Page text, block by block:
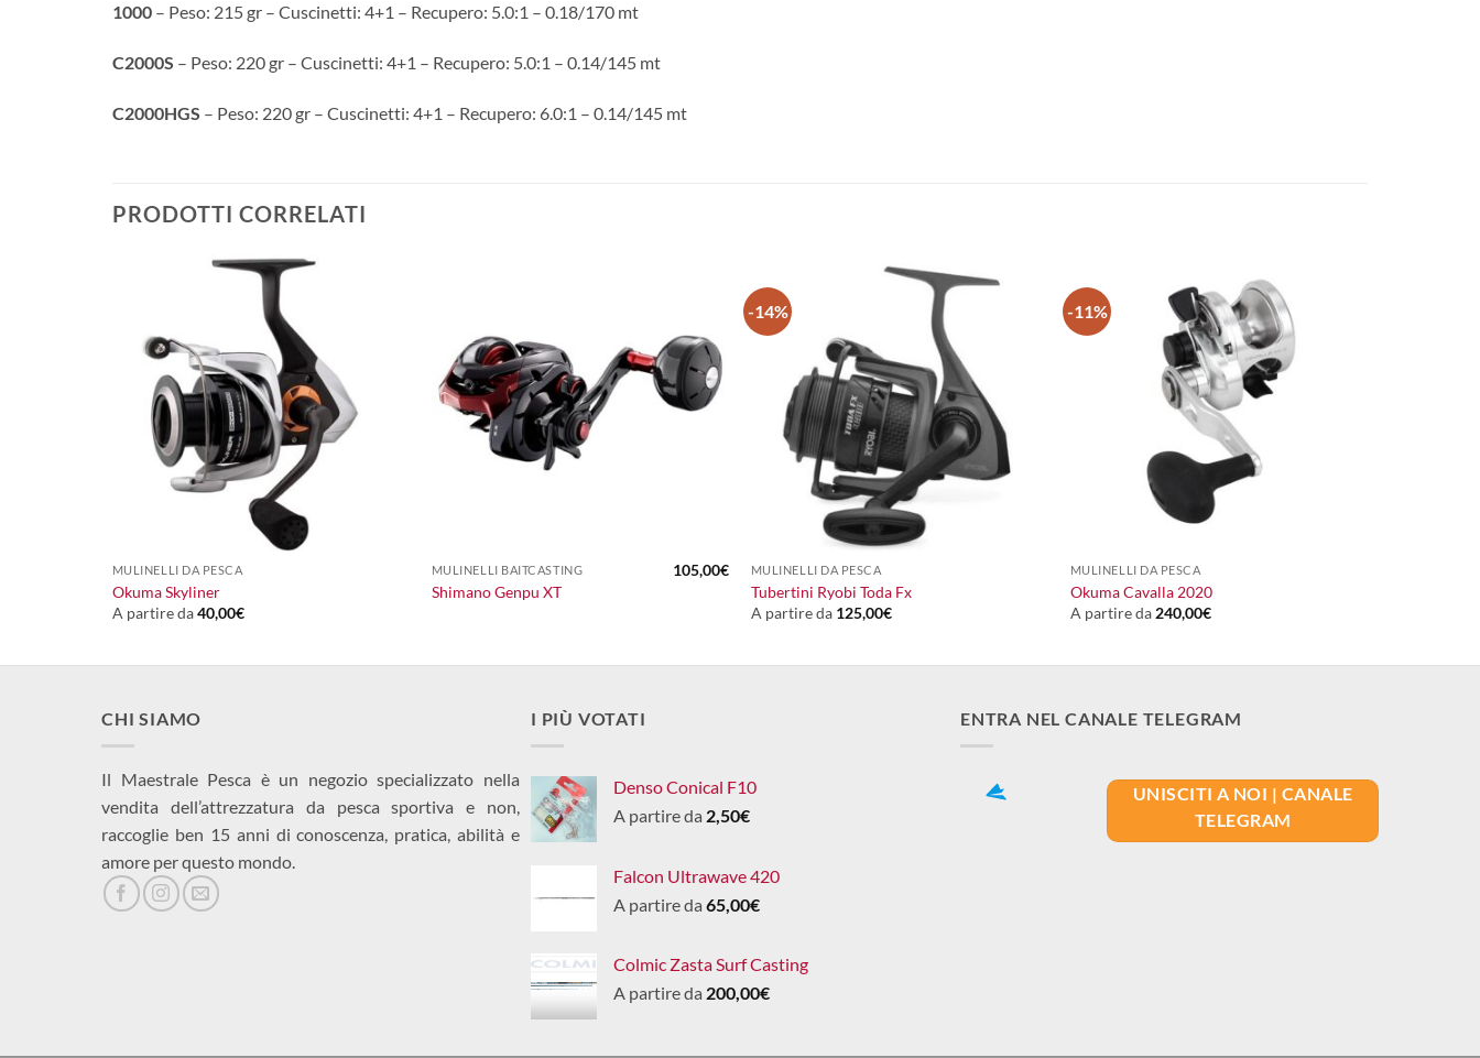
1000 – Peso: 215 gr – Cuscinetti: 4+1 – Recupero: 5.0:1 – 0.18/170 mt
C2000S – Peso: 220 gr – Cuscinetti: 4+1 – Recupero: 5.0:1 – 0.14/145 mt
C2000HGS – Peso: 220 gr – Cuscinetti: 4+1 – Recupero: 6.0:1 – 0.14/145 mt
PRODOTTI CORRELATI
MULINELLI DA PESCA
Okuma Skyliner
A partire da40,00€
MULINELLI BAITCASTING
Shimano Genpu XT
105,00€
-14%
MULINELLI DA PESCA
Tubertini Ryobi Toda Fx
A partire da 125,00€
-11%
MULINELLI DA PESCA
Okuma Cavalla 2020
A partire da 240,00€
CHI SIAMO
Il Maestrale Pesca è un negozio specializzato nella
vendita dell’attrezzatura da pesca sportiva e non,
raccoglie ben 15 anni di conoscenza, pratica, abilità e
amore per questo mondo.
I PIÙ VOTATI
Denso Conical F10
A partire da 2,50€
Falcon Ultrawave 420
A partire da 65,00€
Colmic Zasta Surf Casting
A partire da 200,00€
ENTRA NEL CANALE TELEGRAM
UNISCITI A NOI | CANALE
TELEGRAM